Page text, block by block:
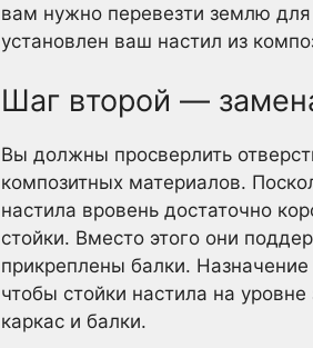
вам нужно перевезти землю для
установлен ваш настил из
Шаг второй —
Вы должны просверлить
композитных материалов.
настила вровень достаточно
стойки. Вместо этого они
прикреплены балки.
чтобы стойки настила на
каркас и балки.